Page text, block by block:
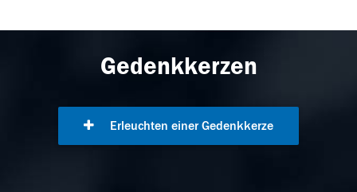
Gedenkkerzen
Erleuchten einer Gedenkkerze